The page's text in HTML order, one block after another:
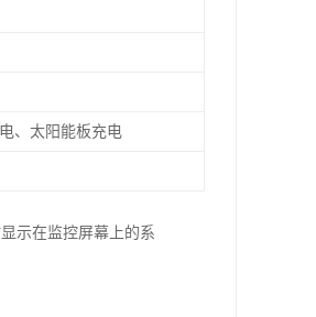
、太阳能板充电
示在监控屏幕上的系